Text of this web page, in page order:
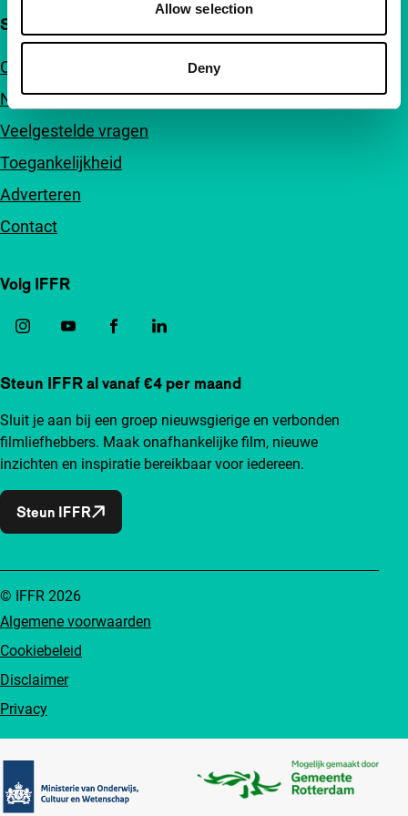
Allow selection
Deny
Snel naar
Over ons
Nieuwsbrieven
Veelgestelde vragen
Toegankelijkheid
Adverteren
Contact
Volg IFFR
Steun IFFR al vanaf €4 per maand
Sluit je aan bij een groep nieuwsgierige en verbonden
filmliefhebbers. Maak onafhankelijke film, nieuwe
inzichten en inspiratie bereikbaar voor iedereen.
Steun IFFR
Algemene voorwaarden
Cookiebeleid
Disclaimer
Privacy
© IFFR 2026